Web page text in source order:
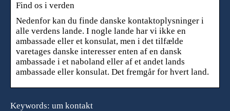
Find os i verden
Nedenfor kan du finde danske kontaktoplysninger i
alle verdens lande. I nogle lande har vi ikke en
ambassade eller et konsulat, men i det tilfælde
varetages danske interesser enten af en dansk
ambassade i et naboland eller af et andet lands
ambassade eller konsulat. Det fremgår for hvert land.
Keywords: um kontakt